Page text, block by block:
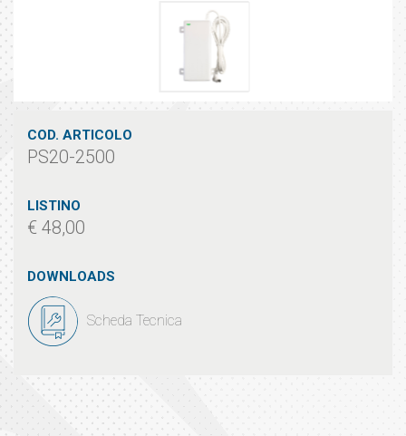
COD. ARTICOLO
PS20-2500
LISTINO
€ 48,00
DOWNLOADS
Scheda Tecnica